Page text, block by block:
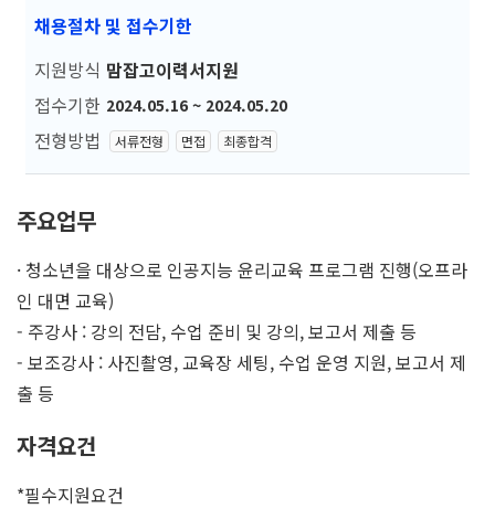
채용절차 및 접수기한
지원방식 맘잡고이력서지원
접수기한 2024.05.16 ~ 2024.05.20
전형방법 서류전형 면접 최종합격
주요업무
· 청소년을 대상으로 인공지능 윤리교육 프로그램 진행(오프라
인 대면 교육)
- 주강사 : 강의 전담, 수업 준비 및 강의, 보고서 제출 등
- 보조강사 : 사진촬영, 교육장 세팅, 수업 운영 지원, 보고서 제
출 등
자격요건
*필수지원요건